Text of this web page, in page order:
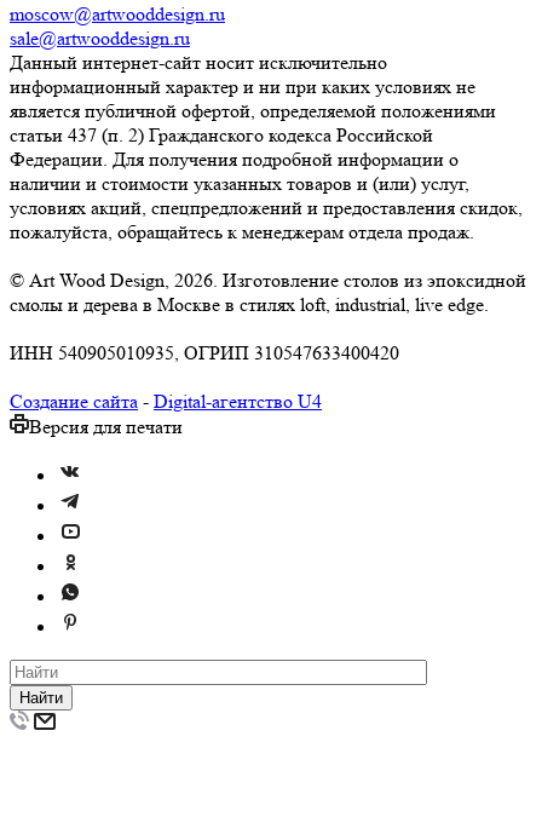
moscow@artwooddesign.ru
sale@artwooddesign.ru
Данный интернет-сайт носит исключительно
информационный характер и ни при каких условиях не
является публичной офертой, определяемой положениями
статьи 437 (п. 2) Гражданского кодекса Российской
Федерации. Для получения подробной информации о
наличии и стоимости указанных товаров и (или) услуг,
условиях акций, спецпредложений и предоставления скидок,
пожалуйста, обращайтесь к менеджерам отдела продаж.
© Art Wood Design, 2026. Изготовление столов из эпоксидной
смолы и дерева в Москве в стилях loft, industrial, live edge.
ИНН 540905010935, ОГРИП 310547633400420
Создание сайта - Digital-агентство U4
Версия для печати
Найти